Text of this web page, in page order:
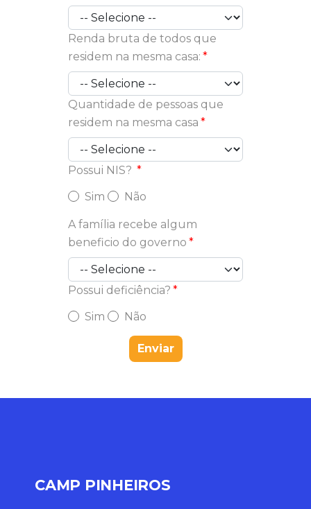
Renda bruta de todos que
residem na mesma casa:
Quantidade de pessoas que
residem na mesma casa
Possui NIS?
Sim
Não
A família recebe algum
beneficio do governo
Possui deficiência?
Sim
Não
CAMP PINHEIROS